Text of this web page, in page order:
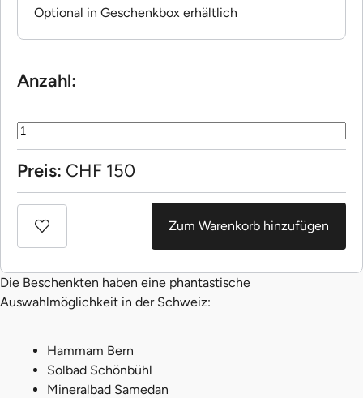
Optional in Geschenkbox erhältlich
Anzahl:
Preis: CHF 150
Zum Warenkorb hinzufügen
Die Beschenkten haben eine phantastische
Auswahlmöglichkeit in der Schweiz:
Hammam Bern
Solbad Schönbühl
Mineralbad Samedan